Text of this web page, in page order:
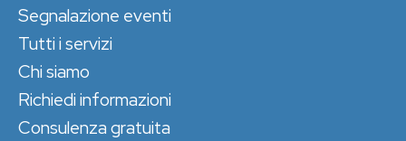
Segnalazione eventi
Tutti i servizi
Chi siamo
Richiedi informazioni
Consulenza gratuita